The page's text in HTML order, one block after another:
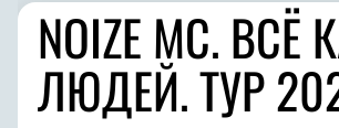
NOIZE MC. ВСЁ
ЛЮДЕЙ. ТУР